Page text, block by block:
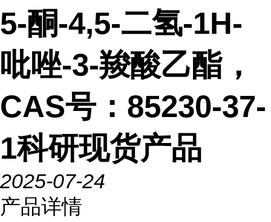
5-酮-4,5-二氢-1H-
吡唑-3-羧酸乙酯，
CAS号：85230-37-
1科研现货产品
2025-07-24
产品详情